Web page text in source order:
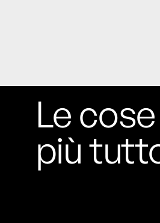
Le
più